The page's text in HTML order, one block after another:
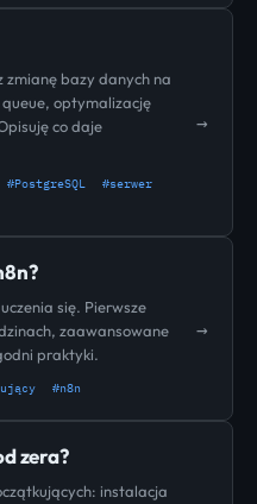
zmianę bazy danych na
optymalizację
co daje
#PostgreSQL
#serwer
→
się. Pierwsze
zaawansowane
praktyki.
#n8n
→
zera?
instalacja